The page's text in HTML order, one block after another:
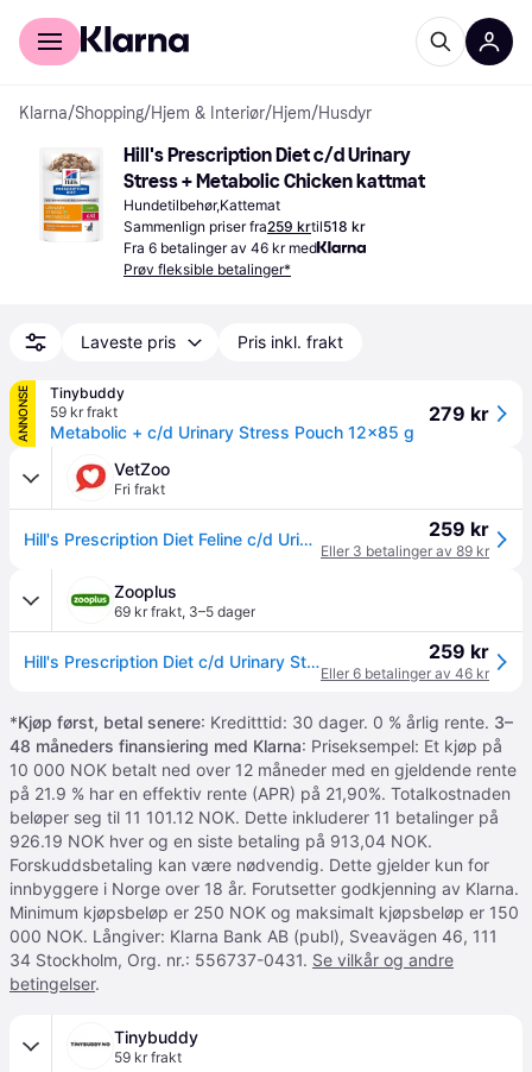
For kunder
Klarna/Shopping/Hjem & Interiør/Hjem/Husdyr
Hill's Prescription Diet c/d Urinary
Stress + Metabolic Chicken kattmat
Hundetilbehør,Kattemat
Sammenlign priser fra259 krtil518 kr
Fra 6 betalinger av 46 kr med
Prøv fleksible betalinger*
Laveste pris Pris inkl. frakt
ANNONSE
Tinybuddy
59 kr frakt
Metabolic + c/d Urinary Stress Pouch 12x85 g
279 kr
VetZoo
Fri frakt
Hill's Prescription Diet Feline c/d Urinary Care + Metabolic Chicken 12x85 g 259 kr
Eller 3 betalinger av 89 kr
Zooplus
69 kr frakt, 3–5 dager
Hill's Prescription Diet c/d Urinary Stress + Metabolic med kylling - 12 x 85 g 259 kr
Eller 6 betalinger av 46 kr
*Kjøp først, betal senere: Kreditttid: 30 dager. 0 % årlig rente. 3–
48 måneders finansiering med Klarna: Priseksempel: Et kjøp på
10 000 NOK betalt ned over 12 måneder med en gjeldende rente
på 21.9 % har en effektiv rente (APR) på 21,90%. Totalkostnaden
beløper seg til 11 101.12 NOK. Dette inkluderer 11 betalinger på
926.19 NOK hver og en siste betaling på 913,04 NOK.
Forskuddsbetaling kan være nødvendig. Dette gjelder kun for
innbyggere i Norge over 18 år. Forutsetter godkjenning av Klarna.
Minimum kjøpsbeløp er 250 NOK og maksimalt kjøpsbeløp er 150
000 NOK. Långiver: Klarna Bank AB (publ), Sveavägen 46, 111
34 Stockholm, Org. nr.: 556737-0431. Se vilkår og andre
betingelser.
Tinybuddy
59 kr frakt